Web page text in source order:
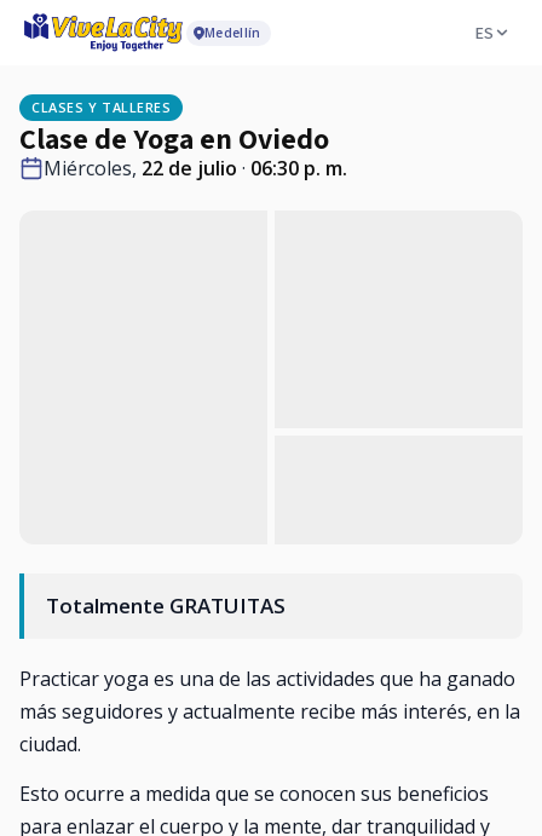
Medellín ES
CLASES Y TALLERES
Clase de Yoga en Oviedo
Miércoles, 22 de julio · 06:30 p. m.
Totalmente GRATUITAS
Practicar yoga es una de las actividades que ha ganado
más seguidores y actualmente recibe más interés, en la
ciudad.
Esto ocurre a medida que se conocen sus beneficios
para enlazar el cuerpo y la mente, dar tranquilidad y